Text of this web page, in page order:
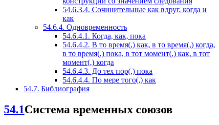
54.6.3.4. Сочинительные как вдруг, когда и
как
54.6.4. Одновременность
54.6.4.1. Когда, как, пока
54.6.4.2. В то время(,) как, в то время(,) когда,
в то время(,) пока, в тот момент(,) как, в тот
момент(,) когда
54.6.4.3. До тех пор(,) пока
54.6.4.4. По мере того(,) как
54.7. Библиография
54.1Система временных союзов